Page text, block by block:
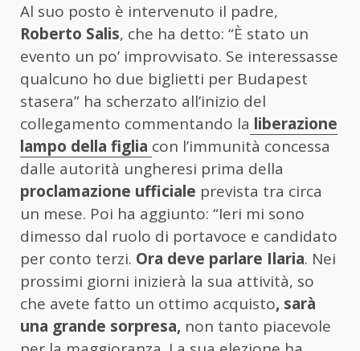
Al suo posto è intervenuto il padre,
Roberto Salis, che ha detto: “È stato un
evento un po’ improvvisato. Se interessasse
qualcuno ho due biglietti per Budapest
stasera” ha scherzato all’inizio del
collegamento commentando la liberazione
lampo della figlia con l’immunità concessa
dalle autorità ungheresi prima della
proclamazione ufficiale prevista tra circa
un mese. Poi ha aggiunto: “Ieri mi sono
dimesso dal ruolo di portavoce e candidato
per conto terzi. Ora deve parlare Ilaria. Nei
prossimi giorni inizierà la sua attività, so
che avete fatto un ottimo acquisto, sarà
una grande sorpresa, non tanto piacevole